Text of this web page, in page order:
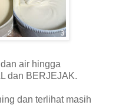
air hingga
dan BERJEJAK.
dan terlihat masih